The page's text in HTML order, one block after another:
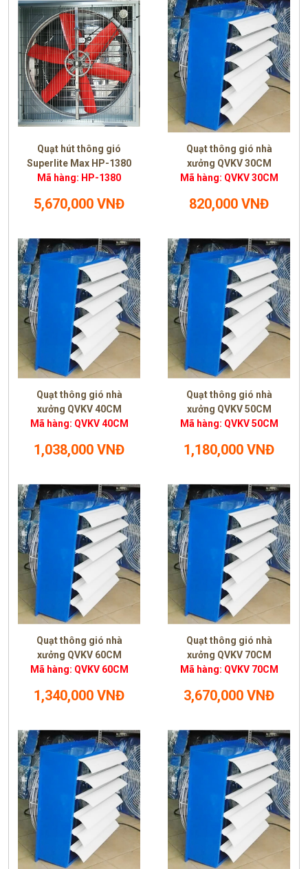
Quạt hút thông gió
Superlite Max HP-1380
Mã hàng: HP-1380
5,670,000 VNĐ
Quạt thông gió nhà
xưởng QVKV 30CM
Mã hàng: QVKV 30CM
820,000 VNĐ
Quạt thông gió nhà
xưởng QVKV 40CM
Mã hàng: QVKV 40CM
1,038,000 VNĐ
Quạt thông gió nhà
xưởng QVKV 50CM
Mã hàng: QVKV 50CM
1,180,000 VNĐ
Quạt thông gió nhà
xưởng QVKV 60CM
Mã hàng: QVKV 60CM
1,340,000 VNĐ
Quạt thông gió nhà
xưởng QVKV 70CM
Mã hàng: QVKV 70CM
3,670,000 VNĐ